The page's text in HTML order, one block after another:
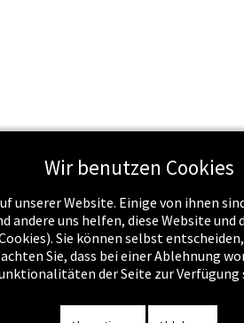
Wir benutzen Cookies
unserer Website. Einige von ihnen
andere uns helfen, diese Website
Sie können selbst
Sie, dass bei einer Ablehnung
der Seite zur Verfügung